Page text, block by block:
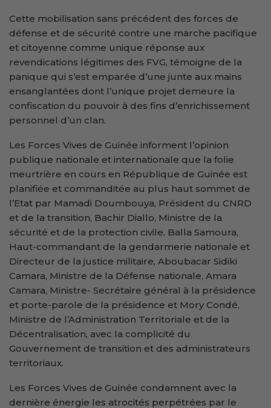
Cette mobilisation sans précédent des forces de
défense et de sécurité contre une marche pacifique
et citoyenne comme unique réponse aux
revendications légitimes des FVG, témoigne de la
panique qui s’est emparée d’une junte aux mains
ensanglantées dont l’unique projet demeure la
confiscation du pouvoir à des fins d’enrichissement
personnel d’un clan.
Les Forces Vives de Guinée informent l’opinion
publique nationale et internationale que la folie
meurtrière en cours en République de Guinée est
planifiée et commanditée au plus haut sommet de
l’Etat par Mamadi Doumbouya, Président du CNRD
et de la transition, Bachir Diallo, Ministre de la
sécurité et de la protection civile, Balla Samoura,
Haut-commandant de la gendarmerie nationale et
Directeur de la justice militaire, Aboubacar Sidiki
Camara, Ministre de la Défense nationale, Amara
Camara, Ministre- Secrétaire général à la présidence
et porte-parole de la présidence et Mory Condé,
Ministre de l’Administration Territoriale et de la
Décentralisation, avec la complicité du
Gouvernement de transition et des administrateurs
territoriaux.
Les Forces Vives de Guinée condamnent avec la
dernière énergie les atrocités perpétrées par le